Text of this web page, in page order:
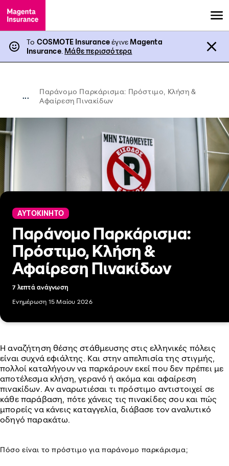
Το COSMOTE InsuranceέγινεMagenta
Insurance. Μάθε περισσότερα
...
Παράνομο Παρκάρισμα: Πρόστιμο, Κλήση &
Αφαίρεση Πινακίδων
ΑΥΤΟΚΙΝΗΤΟ
Παράνομο Παρκάρισμα:
Πρόστιμο, Κλήση &
Αφαίρεση Πινακίδων
7 λεπτά ανάγνωση
Ενημέρωση 15 Μαίου 2026
Η αναζήτηση θέσης στάθμευσης στις ελληνικές πόλεις
είναι συχνά εφιάλτης. Και στην απελπισία της στιγμής,
πολλοί καταλήγουν να παρκάρουν εκεί που δεν πρέπει με
αποτέλεσμα κλήση, γερανό ή ακόμα και αφαίρεση
πινακίδων. Αν αναρωτιέσαι τι πρόστιμο αντιστοιχεί σε
κάθε παράβαση, πότε χάνεις τις πινακίδες σου και πώς
μπορείς να κάνεις καταγγελία, διάβασε τον αναλυτικό
οδηγό παρακάτω.
Πόσο είναι το πρόστιμο για παράνομο παρκάρισμα;